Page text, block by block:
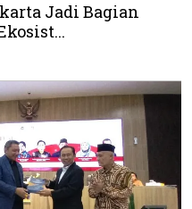
Jadi Bagian